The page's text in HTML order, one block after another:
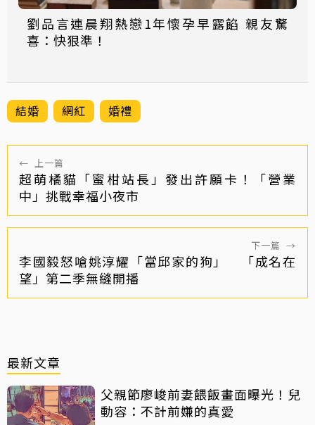
劉品言連晨翔熱戀1年懷孕早露餡 親友驚
喜：快狠準！
結婚 網紅 婚禮
← 上一篇
超萌橘貓「蜜柑站長」發出許願卡！「營業
中」挑戰幸福小夜市
下一篇 →
李國毅怒嗆姚淳耀「當邱家的狗」 「成名在
望」第二季無縫開播
最新文章
父親節廖峻前妻餵飯畫面曝光！兒
動容：不計前嫌的真愛